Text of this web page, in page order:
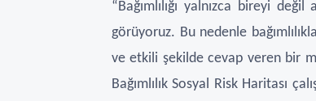
“Bağımlılığı yalnızca bireyi
görüyoruz. Bu nedenle
ve etkili şekilde cevap veren bir
Bağımlılık Sosyal Risk Haritası